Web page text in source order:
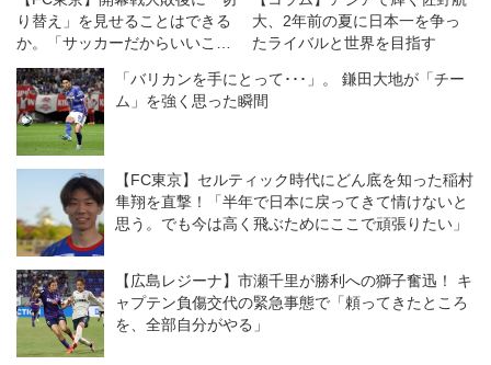
り替え」を見せることはできる
か。「サッカーだからいいこと
もある」を信じて
大、2年前の夏に日本一を争っ
たライバルと世界を目指す
「バリカンを手にとって･･･」。 鎌田大地が「チー
ム」を強く思った瞬間
【FC東京】セルティック時代にどん底を知った稲村
隼翔を直撃！「半年で日本に戻ってきて情けないと
思う。でも今は高く飛ぶためにここで頑張りたい」
【広島レジーナ】市瀬千里が勝利への獅子奮迅！ キ
ャプテン負傷交代の緊急事態で「頼ってきたところ
を、全部自分がやる」